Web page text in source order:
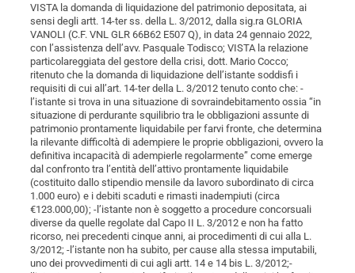
VISTA la domanda di liquidazione del patrimonio depositata, ai
sensi degli artt. 14-ter ss. della L. 3/2012, dalla sig.ra GLORIA
VANOLI (C.F. VNL GLR 66B62 E507 Q), in data 24 gennaio 2022,
con l’assistenza dell’avv. Pasquale Todisco; VISTA la relazione
particolareggiata del gestore della crisi, dott. Mario Cocco;
ritenuto che la domanda di liquidazione dell’istante soddisfi i
requisiti di cui all’art. 14-ter della L. 3/2012 tenuto conto che: -
l’istante si trova in una situazione di sovraindebitamento ossia “in
situazione di perdurante squilibrio tra le obbligazioni assunte di
patrimonio prontamente liquidabile per farvi fronte, che determina
la rilevante difficoltà di adempiere le proprie obbligazioni, ovvero la
definitiva incapacità di adempierle regolarmente” come emerge
dal confronto tra l’entità dell’attivo prontamente liquidabile
(costituito dallo stipendio mensile da lavoro subordinato di circa
1.000 euro) e i debiti scaduti e rimasti inadempiuti (circa
€123.000,00); -l’istante non è soggetto a procedure concorsuali
diverse da quelle regolate dal Capo II L. 3/2012 e non ha fatto
ricorso, nei precedenti cinque anni, ai procedimenti di cui alla L.
3/2012; -l’istante non ha subito, per cause alla stessa imputabili,
uno dei provvedimenti di cui agli artt. 14 e 14 bis L. 3/2012;-